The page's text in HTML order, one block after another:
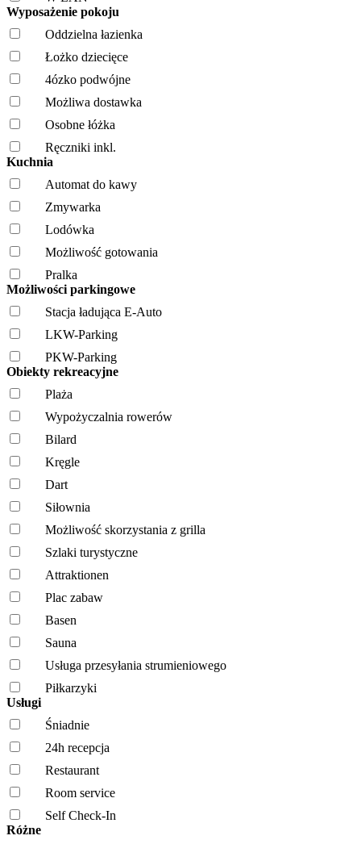
Wyposażenie pokoju
Oddzielna łazienka
Łożko dziecięce
4ózko podwójne
Możliwa dostawka
Osobne łóżka
Ręczniki inkl.
Kuchnia
Automat do kawy
Zmywarka
Lodówka
Możliwość gotowania
Pralka
Możliwości parkingowe
Stacja ładująca E-Auto
LKW-Parking
PKW-Parking
Obiekty rekreacyjne
Plaża
Wypożyczalnia rowerów
Bilard
Kręgle
Dart
Siłownia
Możliwość skorzystania z grilla
Szlaki turystyczne
Attraktionen
Plac zabaw
Basen
Sauna
Usługa przesyłania strumieniowego
Piłkarzyki
Usługi
Śniadnie
24h recepcja
Restaurant
Room service
Self Check-In
Różne